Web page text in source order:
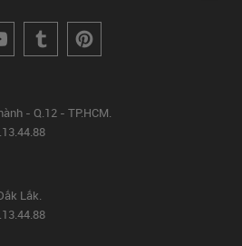
- Q.12 - TP.HCM.
Lắk.